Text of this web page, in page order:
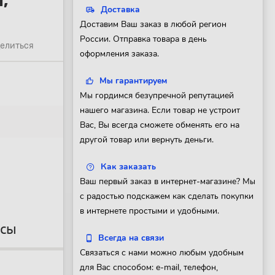
Доставка
Доставим Ваш заказ в любой регион
России. Отправка товара в день
оформления заказа.
Мы гарантируем
Мы гордимся безупречной репутацией
нашего магазина. Если товар не устроит
Вас, Вы всегда сможете обменять его на
другой товар или вернуть деньги.
Как заказать
Ваш первый заказ в интернет-магазине? Мы
с радостью подскажем как сделать покупки
в интернете простыми и удобными.
Всегда на связи
Связаться с нами можно любым удобным
для Вас способом: e-mail, телефон,